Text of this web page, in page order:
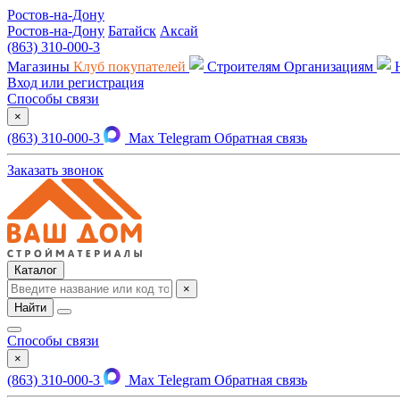
Ростов-на-Дону
Ростов-на-Дону Батайск Аксай
(863) 310-000-3
Магазины Клуб покупателей Строителям Организациям
Вход или регистрация
Способы связи
×
(863) 310-000-3 Max Telegram Обратная связь
Заказать звонок
Каталог
×
Найти
Способы связи
×
(863) 310-000-3 Max Telegram Обратная связь